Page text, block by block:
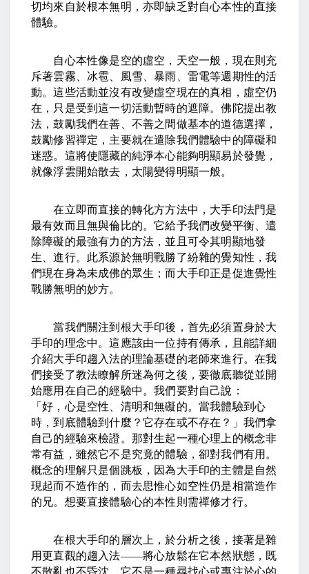
切均來自於根本無明，亦即缺乏對自心本性的直接
體驗。
自心本性像是空的虛空，天空一般，現在則充
斥著雲霧、冰雹、風雪、暴雨、雷電等週期性的活
動。這些活動並沒有改變虛空現在的真相，虛空仍
在，只是受到這一切活動暫時的遮障。佛陀提出教
法，鼓勵我們在善、不善之間做基本的道德選擇，
鼓勵修習禪定，主要就在遣除我們體驗中的障礙和
迷惑。這將使隱藏的純淨本心能夠明顯易於發覺，
就像浮雲開始散去，太陽變得明顯一般。
在立即而直接的轉化方方法中，大手印法門是
最有效而且無與倫比的。它給予我們改變平衡、遣
除障礙的最強有力的方法，並且可令其明顯地發
生、進行。此系源於無明戰勝了紛雜的覺知性，我
們現在身為未成佛的眾生；而大手印正是促進覺性
戰勝無明的妙方。
當我們關注到根大手印後，首先必須置身於大
手印的理念中。這應該由一位持有傳承，且能詳細
介紹大手印趨入法的理論基礎的老師來進行。在我
們接受了教法瞭解所迷為何之後，要徹底聽從並開
始應用在自己的經驗中。我們要對自己說：
「好，心是空性、清明和無礙的。當我體驗到心
時，到底體驗到什麼？它存在或不存在？」我們拿
自己的經驗來檢證。那對生起一種心理上的概念非
常有益，雖然它不是究竟的體驗，卻對我們有用。
概念的理解只是個跳板，因為大手印的主體是自然
現起而不造作的，而去思惟心如空性仍是相當造作
的兄。想要直接體驗心的本性則需禪修才行。
在根大手印的層次上，於分析之後，接著是雜
用更直觀的趨入法——將心放鬆在它本然狀態，既